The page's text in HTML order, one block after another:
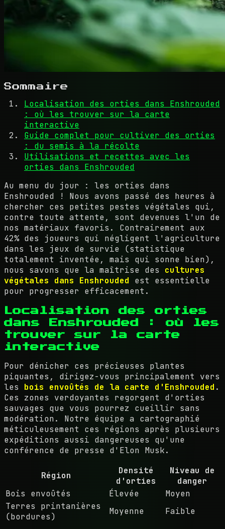
Sommaire
Localisation des orties dans Enshrouded
: où les trouver sur la carte
interactive
Guide complet pour cultiver des orties
: du semis à la récolte
Utilisations et recettes avec les
orties dans Enshrouded
Au menu du jour : les orties dans
Enshrouded ! Nous avons passé des heures à
chercher ces petites pestes végétales qui,
contre toute attente, sont devenues l'un de
nos matériaux favoris. Contrairement aux
42% des joueurs qui négligent l'agriculture
dans les jeux de survie (statistique
totalement inventée, mais qui sonne bien),
nous savons que la maîtrise des cultures
végétales dans Enshrouded est essentielle
pour progresser efficacement.
Localisation des orties
dans Enshrouded : où les
trouver sur la carte
interactive
Pour dénicher ces précieuses plantes
piquantes, dirigez-vous principalement vers
les bois envoûtés de la carte d'Enshrouded .
Ces zones verdoyantes regorgent d'orties
sauvages que vous pourrez cueillir sans
modération. Notre équipe a cartographié
méticuleusement ces régions après plusieurs
expéditions aussi dangereuses qu'une
conférence de presse d'Elon Musk.
Région
Densité
d'orties
Niveau de
danger
Bois envoûtés
Élevée
Moyen
Terres printanières
(bordures)
Moyenne Faible